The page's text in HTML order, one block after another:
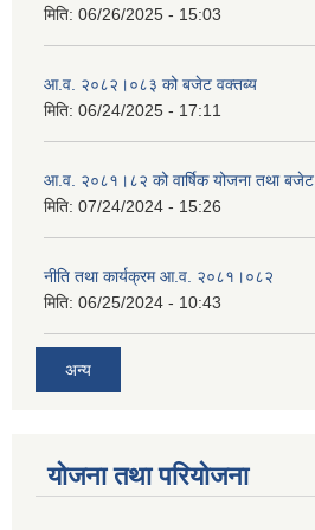
मिति: 06/26/2025 - 15:03
आ.व. २०८२।०८३ को बजेट वक्तब्य
मिति: 06/24/2025 - 17:11
आ.व. २०८१।८२ को वार्षिक योजना तथा बजेट
मिति: 07/24/2024 - 15:26
नीति तथा कार्यक्रम आ.व. २०८१।०८२
मिति: 06/25/2024 - 10:43
अन्य
योजना तथा परियोजना